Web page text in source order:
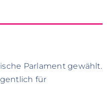
Parlament gewählt.
für